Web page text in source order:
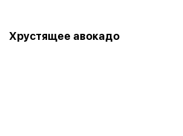
Хрустящее авокадо